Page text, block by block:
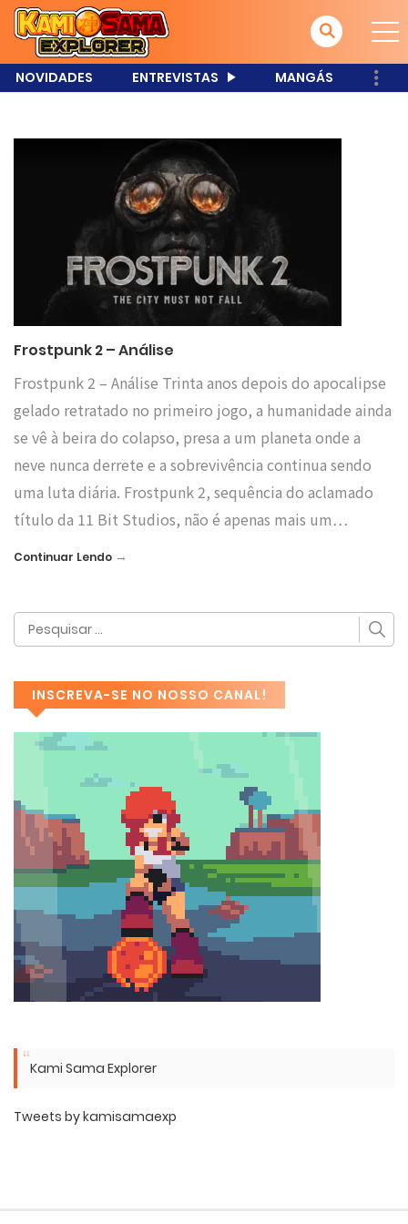
NOVIDADES ENTREVISTAS MANGÁS
Frostpunk 2 – Análise
Frostpunk 2 – Análise Trinta anos depois do apocalipse
gelado retratado no primeiro jogo, a humanidade ainda
se vê à beira do colapso, presa a um planeta onde a
neve nunca derrete e a sobrevivência continua sendo
uma luta diária. Frostpunk 2, sequência do aclamado
título da 11 Bit Studios, não é apenas mais um…
Continuar Lendo →
INSCREVA-SE NO NOSSO CANAL!
Kami Sama Explorer
Tweets by kamisamaexp